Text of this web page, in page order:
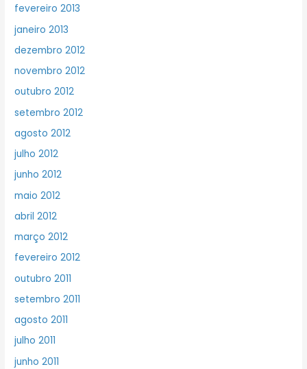
fevereiro 2013
janeiro 2013
dezembro 2012
novembro 2012
outubro 2012
setembro 2012
agosto 2012
julho 2012
junho 2012
maio 2012
abril 2012
março 2012
fevereiro 2012
outubro 2011
setembro 2011
agosto 2011
julho 2011
junho 2011